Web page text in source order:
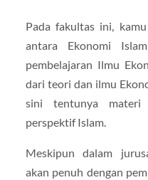
Pada fakultas ini,
antara Ekonomi
pembelajaran Ilmu
dari teori dan ilmu
sini tentunya materi
perspektif Islam.
Meskipun dalam
akan penuh dengan